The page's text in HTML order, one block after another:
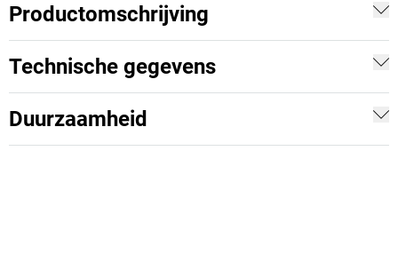
Productomschrijving
Technische gegevens
Duurzaamheid